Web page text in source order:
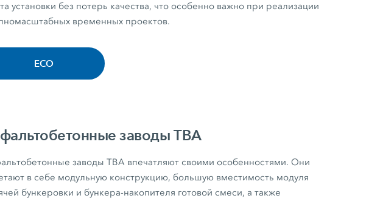
установки без потерь качества, что особенно важно при реализации
временных проектов.
ECO
заводы TBA
заводы TBA впечатляют своими особенностями. Они
в себе модульную конструкцию, большую вместимость модуля
бункеровки и бункера-накопителя готовой смеси, а также